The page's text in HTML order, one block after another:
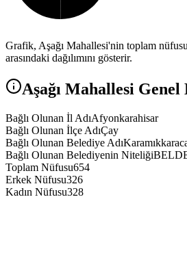
Grafik, Aşağı Mahallesi'nin toplam
arasındaki dağılımını gösterir.
Aşağı Mahallesi
Bağlı Olunan İl AdıAfyonkarahisar
Bağlı Olunan İlçe AdıÇay
Bağlı Olunan Belediye Adı
Bağlı Olunan Belediyenin Niteliği
Toplam Nüfusu654
Erkek Nüfusu326
Kadın Nüfusu328